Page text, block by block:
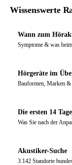
Wissenswerte
Wann zum
Symptome & was
Hörgeräte im
Bauformen, Marken &
Die ersten 14
Was Sie nach der
Akustiker-Suche
3.142 Standorte